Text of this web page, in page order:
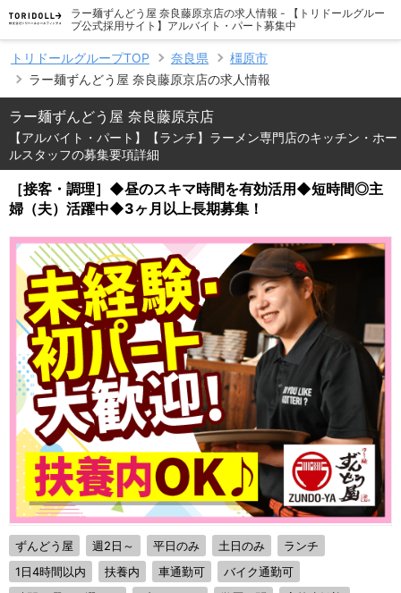
ラー麺ずんどう屋 奈良藤原京店の求人情報 - 【トリドールグルー
プ公式採用サイト】アルバイト・パート募集中
トリドールグループTOP 奈良県
橿原市
ラー麺ずんどう屋 奈良藤原京店の求人情報
ラー麺ずんどう屋 奈良藤原京店
【アルバイト・パート】【ランチ】ラーメン専門店のキッチン・ホー
ルスタッフの募集要項詳細
［接客・調理］◆昼のスキマ時間を有効活用◆短時間◎主
婦（夫）活躍中◆3ヶ月以上長期募集！
ずんどう屋 週2日～ 平日のみ 土日のみ
ランチ
1日4時間以内
扶養内 車通勤可
バイク通勤可